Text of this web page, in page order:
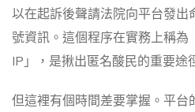
以在起訴後聲請法院向平台發出
號資訊。這個程序在實務上稱
IP」，是揪出匿名酸民的重要途
但這裡有個時間差要掌握。平